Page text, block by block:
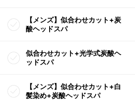
【メンズ】似合わせカット+炭
酸ヘッドスパ
似合わせカット+光学式炭酸ヘ
ッドスパ
【メンズ】似合わせカット+白
髪染め+炭酸ヘッドスパ